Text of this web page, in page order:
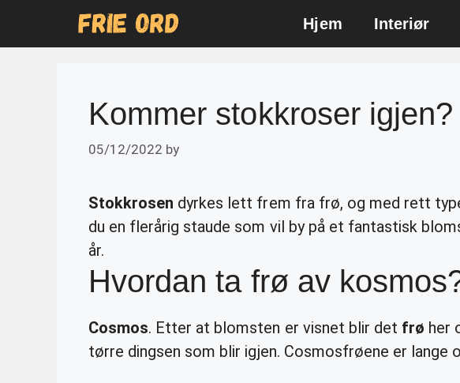
Hjem Interiør
Kommer stokkroser igjen?
05/12/2022 by
Stokkrosen dyrkes lett frem fra frø, og med rett
du en flerårig staude som vil by på et fantastisk
år.
Hvordan ta frø av
Cosmos. Etter at blomsten er visnet blir det frø her
tørre dingsen som blir igjen. Cosmosfrøene er lange